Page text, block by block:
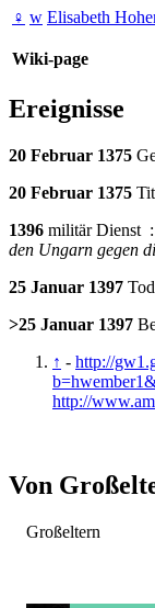
♀ w Elisabeth
Wiki-page
Ereignisse
20 Februar 1375
20 Februar 1375
1396 militär Dienst :
den Ungarn gegen
25 Januar 1397
>25 Januar 1397
↑ - http://
http://
Von
Großeltern